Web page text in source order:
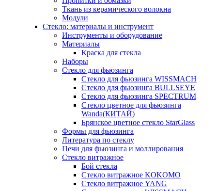
Ткань из керамического волокна
Модули
Стекло: материалы и инструмент
Инструменты и оборудование
Материалы
Краска для стекла
Наборы
Стекло для фьюзинга
Стекло для фьюзинга WISSMACH
Стекло для фьюзинга BULLSEYE
Стекло для фьюзинга SPECTRUM
Стекло цветное для фьюзинга
Wanda(КИТАЙ)
Брянское цветное стекло StarGlass
Формы для фьюзинга
Литература по стеклу
Печи для фьюзинга и моллирования
Стекло витражное
Бой стекла
Стекло витражное KOKOMO
Стекло витражное YANG